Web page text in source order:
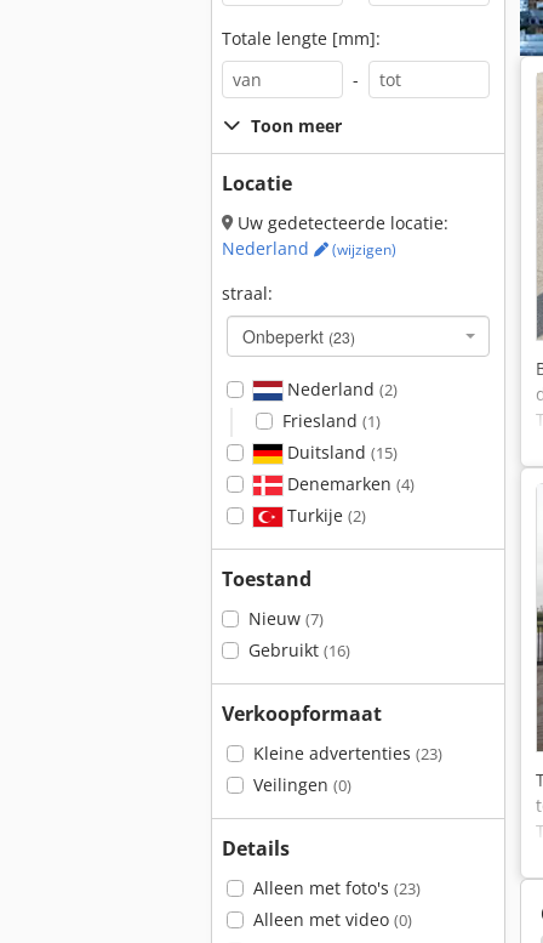
Totale lengte [mm]:
-
Toon meer
Locatie
Uw gedetecteerde locatie:
Nederland
(wijzigen)
straal:
Onbeperkt (23)
Nederland (2)
Friesland (1)
Duitsland (15)
Denemarken (4)
Turkije (2)
Toestand
Nieuw (7)
Gebruikt (16)
Verkoopformaat
Kleine advertenties (23)
Veilingen (0)
Details
Alleen met foto's (23)
Alleen met video (0)